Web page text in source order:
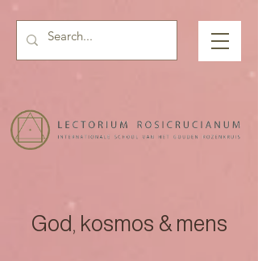
God, kosmos & mens